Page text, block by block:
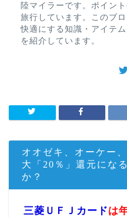
陸マイラーです。ポイン
旅行しています。このブ
快適にする知識・アイテ
を紹介しています。
オオゼキ、オーケー
大「20％」還元にな
か？
三菱ＵＦＪカードは